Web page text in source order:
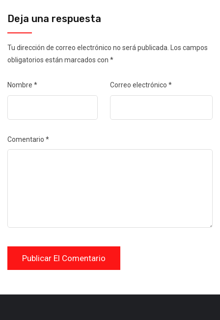
Deja una respuesta
Tu dirección de correo electrónico no será publicada.
Los campos
obligatorios están marcados con *
Nombre * Correo electrónico *
Comentario *